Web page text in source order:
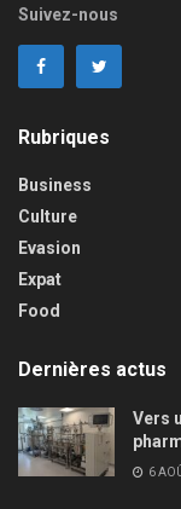
Suivez-nous
Rubriques
Business
Culture
Evasion
Expat
Food
Dernières actus
Vers
6